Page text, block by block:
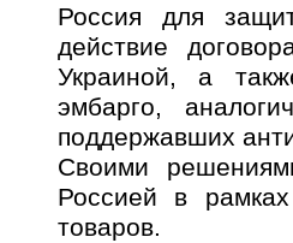
Россия для
действие
Украиной, а
эмбарго,
поддержавших
Своими
Россией в
товаров.